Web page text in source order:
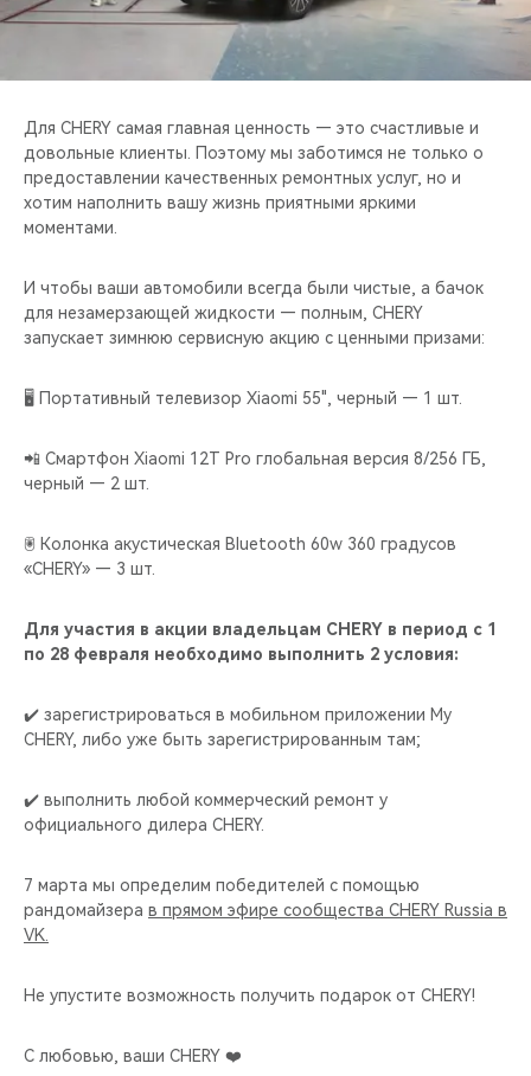
НАШИ МЕРОПРИЯТИЯ
ВИДЕООБЗОРЫ
Для CHERY самая главная ценность — это счастливые и
довольные клиенты. Поэтому мы заботимся не только о
предоставлении качественных ремонтных услуг, но и
хотим наполнить вашу жизнь приятными яркими
моментами.
И чтобы ваши автомобили всегда были чистые, а бачок
для незамерзающей жидкости — полным, CHERY
запускает зимнюю сервисную акцию с ценными призами:
🖥 Портативный телевизор Xiaomi 55", черный — 1 шт.
📲 Смартфон Xiaomi 12T Pro глобальная версия 8/256 ГБ,
черный — 2 шт.
🖲️ Колонка акустическая Bluetooth 60w 360 градусов
«CHERY» — 3 шт.
Для участия в акции владельцам CHERY в период с 1
по 28 февраля необходимо выполнить 2 условия:
✔️ зарегистрироваться в мобильном приложении My
CHERY, либо уже быть зарегистрированным там;
✔️ выполнить любой коммерческий ремонт у
официального дилера CHERY.
7 марта мы определим победителей с помощью
рандомайзера в прямом эфире сообщества CHERY Russia в
VK.
Не упустите возможность получить подарок от CHERY!
С любовью, ваши CHERY ❤️